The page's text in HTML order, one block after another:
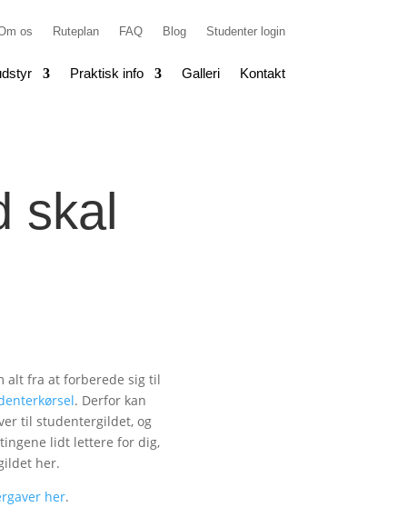
os Ruteplan FAQ Blog Studenter login
Praktisk info Galleri Kontakt
skal
alt fra at forberede sig til
. Derfor kan
til studentergildet, og
lidt lettere for dig,
her.
her.